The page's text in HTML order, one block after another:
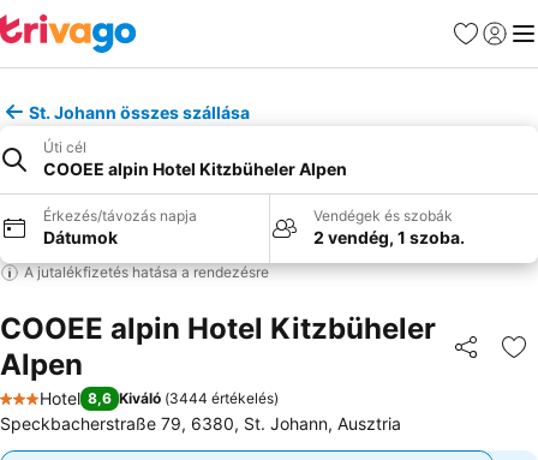
Kedvencek
St. Johann összes szállása
Úti cél
COOEE alpin Hotel Kitzbüheler Alpen
Érkezés/távozás napja
Dátumok
Vendégek és szobák
2 vendég, 1 szoba.
A jutalékfizetés hatása a rendezésre
COOEE alpin Hotel Kitzbüheler
Alpen
3 Kategória
Hotel 8,6 Kiváló (3444 értékelés)
Speckbacherstraße 79, 6380, St. Johann, Ausztria